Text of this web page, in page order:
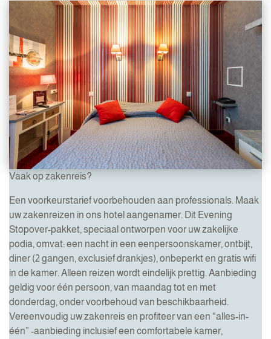
Vaak op zakenreis?
Een voorkeurstarief voorbehouden aan professionals. Maak
uw zakenreizen in ons hotel aangenamer. Dit Evening
Stopover-pakket, speciaal ontworpen voor uw zakelijke
podia, omvat: een nacht in een eenpersoonskamer, ontbijt,
diner (2 gangen, exclusief drankjes), onbeperkt en gratis wifi
in de kamer. Alleen reizen wordt eindelijk prettig. Aanbieding
geldig voor één persoon, van maandag tot en met
donderdag, onder voorbehoud van beschikbaarheid.
Vereenvoudig uw zakenreis en profiteer van een “alles-in-
één” -aanbieding inclusief een comfortabele kamer,